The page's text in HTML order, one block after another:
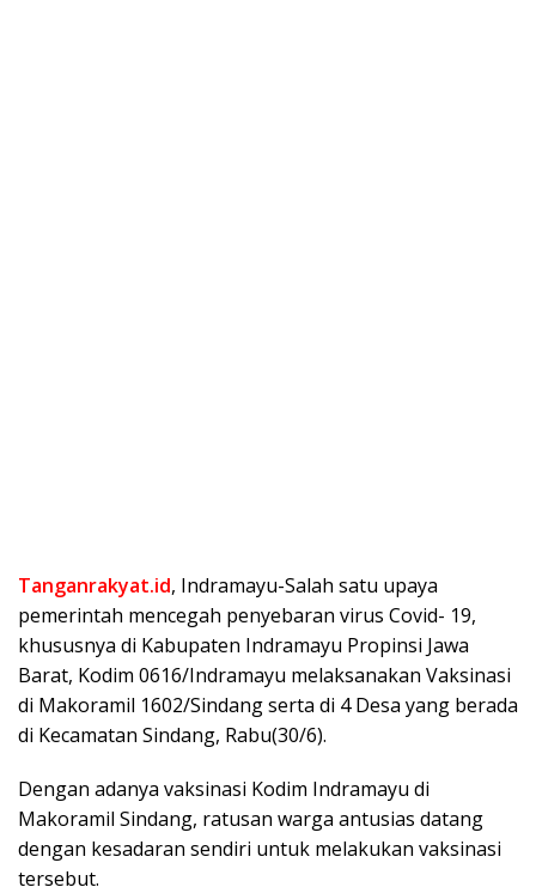
Tanganrakyat.id, Indramayu-Salah satu upaya
pemerintah mencegah penyebaran virus Covid- 19,
khususnya di Kabupaten Indramayu Propinsi Jawa
Barat, Kodim 0616/Indramayu melaksanakan Vaksinasi
di Makoramil 1602/Sindang serta di 4 Desa yang berada
di Kecamatan Sindang, Rabu(30/6).
Dengan adanya vaksinasi Kodim Indramayu di
Makoramil Sindang, ratusan warga antusias datang
dengan kesadaran sendiri untuk melakukan vaksinasi
tersebut.